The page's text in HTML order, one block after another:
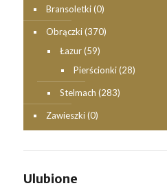
Bransoletki (0)
Obrączki (370)
Łazur (59)
Pierścionki (28)
Stelmach (283)
Zawieszki (0)
Ulubione